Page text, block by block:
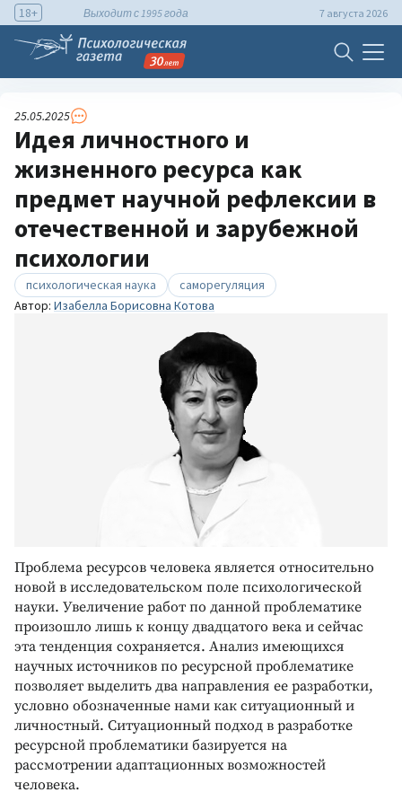
18+ Выходит с 1995 года 7 августа 2026
25.05.2025
Идея личностного и
жизненного ресурса как
предмет научной рефлексии в
отечественной и зарубежной
психологии
психологическая наука
саморегуляция
Автор: Изабелла Борисовна Котова
Проблема ресурсов человека является относительно
новой в исследовательском поле психологической
науки. Увеличение работ по данной проблематике
произошло лишь к концу двадцатого века и сейчас
эта тенденция сохраняется. Анализ имеющихся
научных источников по ресурсной проблематике
позволяет выделить два направления ее разработки,
условно обозначенные нами как ситуационный и
личностный. Ситуационный подход в разработке
ресурсной проблематики базируется на
рассмотрении адаптационных возможностей
человека.